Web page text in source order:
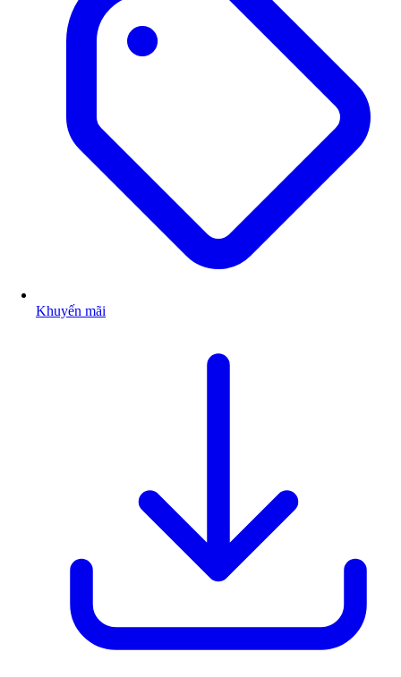
Khuyến mãi